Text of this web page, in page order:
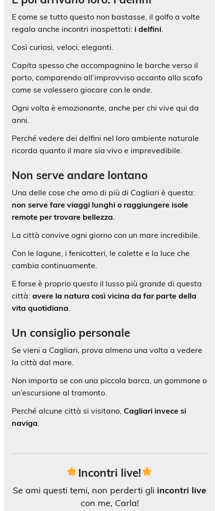
E come se tutto questo non bastasse, il golfo a volte
regala anche incontri inaspettati: i delfini.
Così curiosi, veloci, eleganti.
Capita spesso che accompagnino le barche verso il
porto, comparendo all’improvviso accanto allo scafo
come se volessero giocare con le onde.
Ogni volta è emozionante, anche per chi vive qui da
anni.
Perché vedere dei delfini nel loro ambiente naturale
ricorda quanto il mare sia vivo e imprevedibile.
Non serve andare lontano
Una delle cose che amo di più di Cagliari è questa:
non serve fare viaggi lunghi o raggiungere isole
remote per trovare bellezza
La città convive ogni giorno con un mare incredibile.
Con le lagune, i fenicotteri, le calette e la luce che
cambia continuamente.
E forse è proprio questo il lusso più grande di questa
città: avere la natura così vicina da far parte della
vita quotidiana
Un consiglio personale
Se vieni a Cagliari, prova almeno una volta a vedere
la città dal mare.
Non importa se con una piccola barca, un gommone o
un’escursione al tramonto.
Perché alcune città si visitano, Cagliari invece si
naviga
Incontri live!
Se ami questi temi, non perderti gli incontri live
con me, Carla!